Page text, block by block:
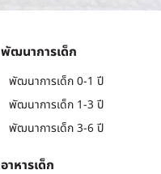
พัฒนาการเด็ก
พัฒนาการเด็ก 0-1 ปี
พัฒนาการเด็ก 1-3 ปี
พัฒนาการเด็ก 3-6 ปี
อาหารเด็ก